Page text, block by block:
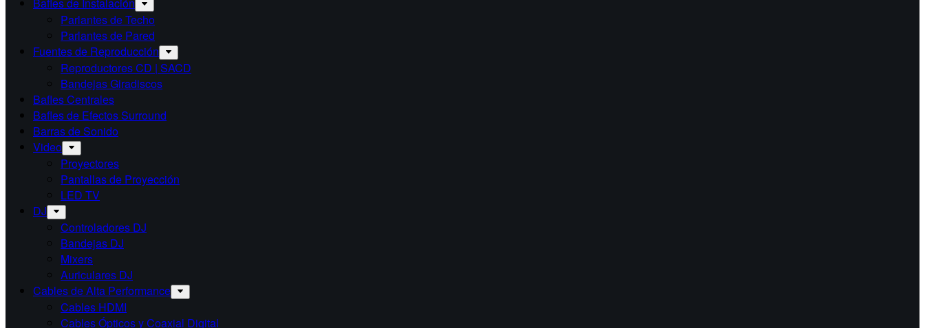
Parlantes de Techo
Parlantes de Pared
Fuentes de Reproducción
Reproductores CD | SACD
Bandejas Giradiscos
Bafles Centrales
Bafles de Efectos Surround
Barras de Sonido
Video
Proyectores
Pantallas de Proyección
LED TV
DJ
Controladores DJ
Bandejas DJ
Mixers
Auriculares DJ
Cables de Alta Performance
Cables HDMI
Cables Ópticos y Coaxial Digital